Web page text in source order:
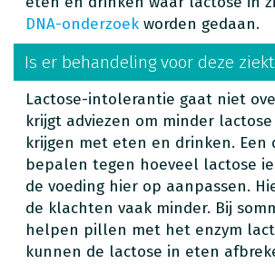
DNA-onderzoek worden gedaan.
Is er behandeling voor deze
Lactose-intolerantie gaat niet
krijgt adviezen om minder
krijgen met eten en drinken. Een
bepalen tegen hoeveel lactose
de voeding hier op aanpassen.
de klachten vaak minder. Bij
helpen pillen met het enzym
kunnen de lactose in eten